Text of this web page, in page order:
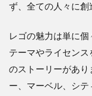
ず、全ての人々に創
レゴの魅力は単に
テーマやライセン
のストーリーがあ
ー、マーベル、シ